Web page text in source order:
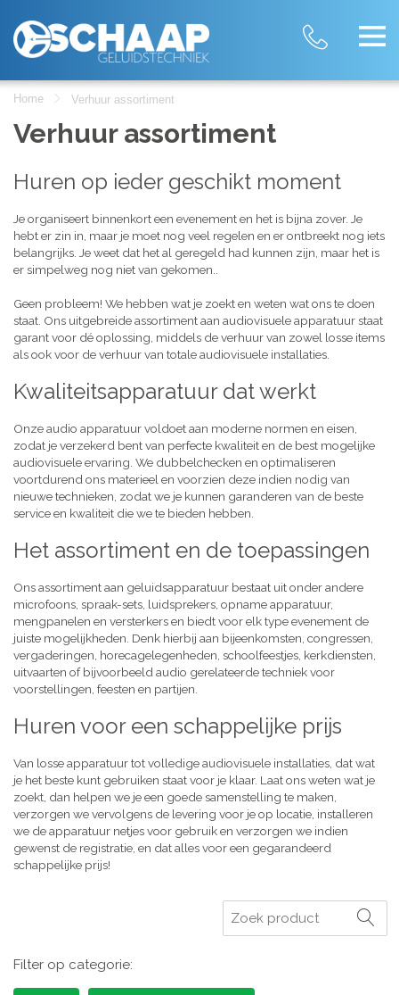
Home Verhuur assortiment
Verhuur assortiment
Huren op ieder geschikt moment
Je organiseert binnenkort een evenement en het is bijna zover. Je
hebt er zin in, maar je moet nog veel regelen en er ontbreekt nog iets
belangrijks. Je weet dat het al geregeld had kunnen zijn, maar het is
er simpelweg nog niet van gekomen..
Geen probleem! We hebben wat je zoekt en weten wat ons te doen
staat. Ons uitgebreide assortiment aan audiovisuele apparatuur staat
garant voor dé oplossing, middels de verhuur van zowel losse items
als ook voor de verhuur van totale audiovisuele installaties.
Kwaliteitsapparatuur dat werkt
Onze audio apparatuur voldoet aan moderne normen en eisen,
zodat je verzekerd bent van perfecte kwaliteit en de best mogelijke
audiovisuele ervaring. We dubbelchecken en optimaliseren
voortdurend ons materieel en voorzien deze indien nodig van
nieuwe technieken, zodat we je kunnen garanderen van de beste
service en kwaliteit die we te bieden hebben.
Het assortiment en de toepassingen
Ons assortiment aan geluidsapparatuur bestaat uit onder andere
microfoons, spraak-sets, luidsprekers, opname apparatuur,
mengpanelen en versterkers en biedt voor elk type evenement de
juiste mogelijkheden. Denk hierbij aan bijeenkomsten, congressen,
vergaderingen, horecagelegenheden, schoolfeestjes, kerkdiensten,
uitvaarten of bijvoorbeeld audio gerelateerde techniek voor
voorstellingen, feesten en partijen.
Huren voor een schappelijke prijs
Van losse apparatuur tot volledige audiovisuele installaties, dat wat
je het beste kunt gebruiken staat voor je klaar. Laat ons weten wat je
zoekt, dan helpen we je een goede samenstelling te maken,
verzorgen we vervolgens de levering voor je op locatie, installeren
we de apparatuur netjes voor gebruik en verzorgen we indien
gewenst de registratie, en dat alles voor een gegarandeerd
schappelijke prijs!
Zoeken
Filter op categorie: